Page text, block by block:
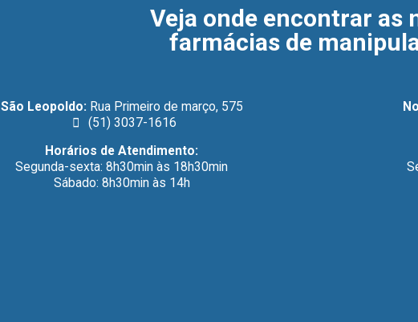
Veja onde encontrar as
farmácias de
São Leopoldo: Rua Primeiro de março, 575
(51) 3037-1616
Horários de Atendimento:
Segunda-sexta: 8h30min às 18h30min
Sábado: 8h30min às 14h